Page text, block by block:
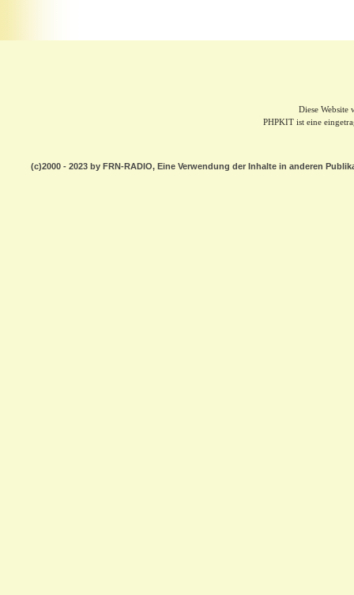
Diese Website
PHPKIT ist eine
(c)2000 - 2023 by FRN-RADIO, Eine Verwendung der Inhalte in anderen